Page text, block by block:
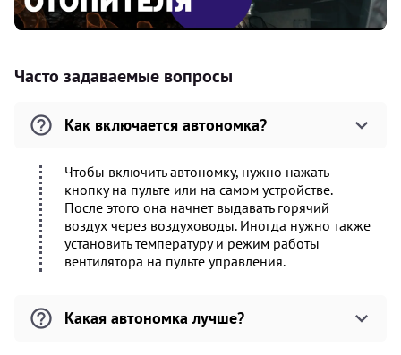
Часто задаваемые вопросы
Как включается автономка?
Чтобы включить автономку, нужно нажать
кнопку на пульте или на самом устройстве.
После этого она начнет выдавать горячий
воздух через воздуховоды. Иногда нужно также
установить температуру и режим работы
вентилятора на пульте управления.
Какая автономка лучше?